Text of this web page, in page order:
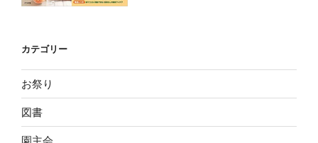
カテゴリー
お祭り
図書
園主会